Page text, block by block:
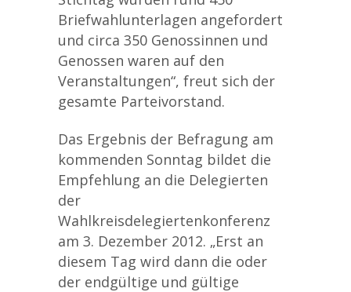
Briefwahlunterlagen angefordert
und circa 350 Genossinnen und
Genossen waren auf den
Veranstaltungen“, freut sich der
gesamte Parteivorstand.
Das Ergebnis der Befragung am
kommenden Sonntag bildet die
Empfehlung an die Delegierten
der
Wahlkreisdelegiertenkonferenz
am 3. Dezember 2012. „Erst an
diesem Tag wird dann die oder
der endgültige und gültige